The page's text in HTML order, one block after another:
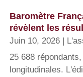
Baromètre
révèlent les
Juin 10, 2026
25 688
longitudinales.